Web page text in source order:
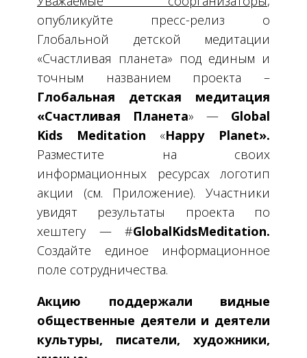
опубликуйте пресс-релиз о
Глобальной детской медитации
«Счастливая планета» под единым и
точным названием проекта –
Глобальная детская медитация
«Счастливая Планета» — Global
Kids
Meditation «Happy Planet».
Разместите на своих
информационных ресурсах логотип
акции (см. Приложение). Участники
увидят результаты проекта по
хештегу — #GlobalKidsMeditation.
Создайте единое информационное
поле сотрудничества.
Акцию поддержали видные
общественные деятели и деятели
культуры, писатели, художники,